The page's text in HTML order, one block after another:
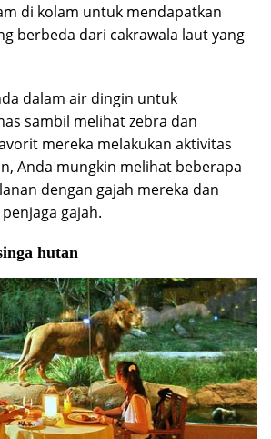
di kolam untuk mendapatkan
berbeda dari cakrawala laut yang
dalam air dingin untuk
sambil melihat zebra dan
mereka melakukan aktivitas
Anda mungkin melihat beberapa
dengan gajah mereka dan
gajah.
hutan